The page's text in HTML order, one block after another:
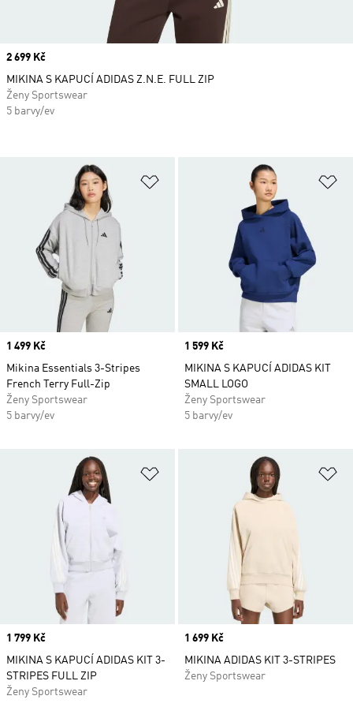
Přidat do seznamu přání
Price
1 499 Kč
Mikina Essentials 3-Stripes
French Terry Full-Zip
Ženy Sportswear
5 barvy/ev
Price
1 599 Kč
MIKINA S KAPUCÍ ADIDAS KIT
SMALL LOGO
Ženy Sportswear
5 barvy/ev
Přidat do seznamu přání
Price
1 799 Kč
MIKINA S KAPUCÍ ADIDAS KIT 3-
STRIPES FULL ZIP
Ženy Sportswear
Price
1 699 Kč
MIKINA ADIDAS KIT 3-STRIPES
Ženy Sportswear
Price
2 699 Kč
MIKINA S KAPUCÍ ADIDAS Z.N.E. FULL ZIP
Ženy Sportswear
5 barvy/ev